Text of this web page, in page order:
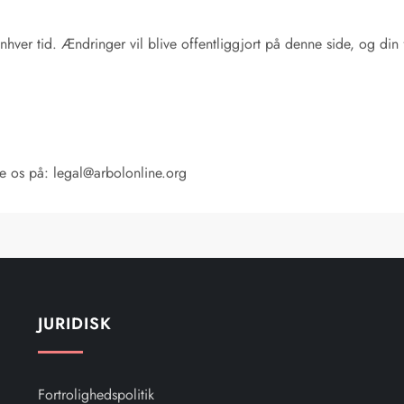
tid. Ændringer vil blive offentliggjort på denne side, og din
os på: legal@arbolonline.org
JURIDISK
Fortrolighedspolitik